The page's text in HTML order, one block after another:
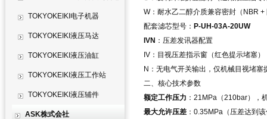
器 TOKYOKEIKI电子机器
TOKYOKEIKI液压马达
TOKYOKEIKI液压油缸
TOKYOKEIKI液压工作站
TOKYOKEIKI液压辅件
ASK株式会社
W：耐水乙二醇介质兼容密封（NBR +
配套滤芯型号： P-UH-03A-20UW
IVN ：压差发讯器配置
IV：目视压差指示窗（红色提示堵塞）
N：无电气开关输出，仅机械目视堵塞
二、核心技术参数
额定工作压力 ：21MPa（210bar），
最大允许压差 ：0.35MPa（压差达到